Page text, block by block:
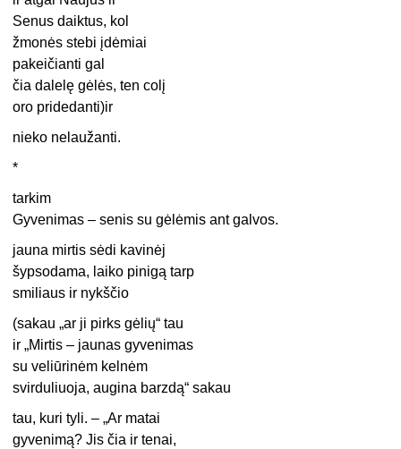
Senus daiktus, kol
žmonės stebi įdėmiai
pakeičianti gal
čia dalelę gėlės, ten colį
oro pridedanti)ir
nieko nelaužanti.
*
tarkim
Gyvenimas – senis su gėlėmis ant galvos.
jauna mirtis sėdi kavinėj
šypsodama, laiko pinigą tarp
smiliaus ir nykščio
(sakau „ar ji pirks gėlių“ tau
ir „Mirtis – jaunas gyvenimas
su veliūrinėm kelnėm
svirduliuoja, augina barzdą“ sakau
tau, kuri tyli. – „Ar matai
gyvenimą? Jis čia ir tenai,